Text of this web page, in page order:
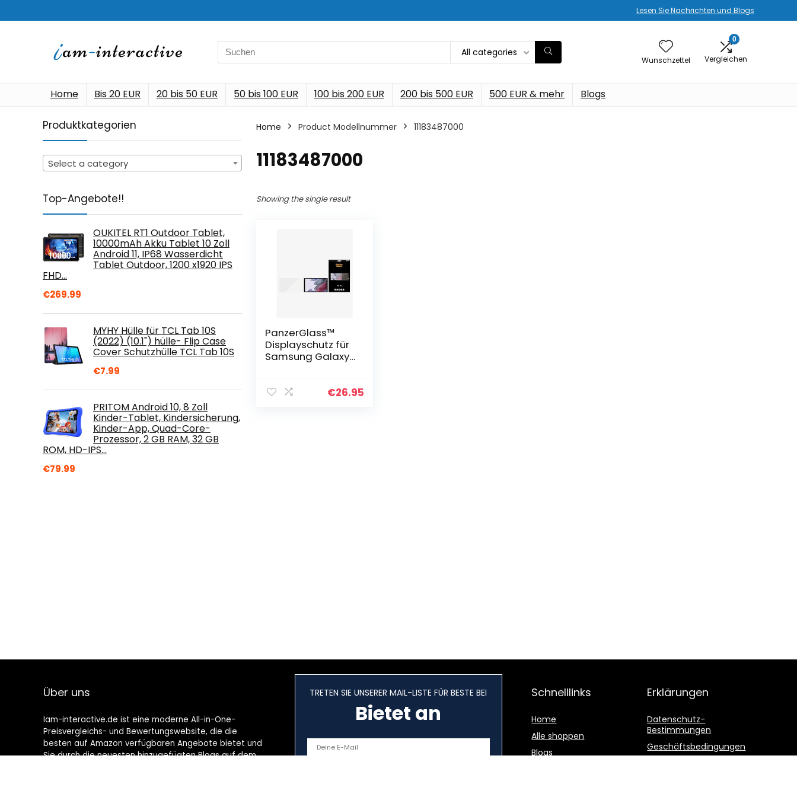
Lesen Sie Nachrichten und Blogs
Search
for:
All categories
Wunschzettel
0
Vergleichen
Home Bis 20 EUR 20 bis 50 EUR 50 bis 100 EUR 100 bis 200 EUR 200 bis 500 EUR 500 EUR & mehr Blogs
Produktkategorien
Select a category
Top-Angebote!!
OUKITEL RT1 Outdoor Tablet,
10000mAh Akku Tablet 10 Zoll
Android 11, IP68 Wasserdicht
Tablet Outdoor, 1200 x1920 IPS
FHD…
€269.99
MYHY Hülle für TCL Tab 10S
(2022) (10.1") hülle- Flip Case
Cover Schutzhülle TCL Tab 10S
€7.99
PRITOM Android 10, 8 Zoll
Kinder-Tablet, Kindersicherung,
Kinder-App, Quad-Core-
Prozessor, 2 GB RAM, 32 GB
ROM, HD-IPS…
€79.99
Home Product Modellnummer ‎11183487000
‎11183487000
Showing the single result
PanzerGlass™
Displayschutz für
Samsung Galaxy
gehärtetes
€26.95
Über uns
Iam-interactive.de ist eine moderne All-in-One-
Preisvergleichs- und Bewertungswebsite, die die
besten auf Amazon verfügbaren Angebote bietet und
Sie durch die neuesten hinzugefügten Blogs auf dem
TRETEN SIE UNSERER MAIL-LISTE FÜR BESTE BEI
Bietet an
Schnelllinks
Home
Alle shoppen
Blogs
Erklärungen
Datenschutz-
Bestimmungen
Geschäftsbedingungen